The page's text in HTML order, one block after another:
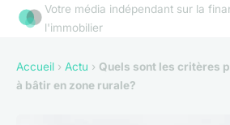
Votre média indépendant sur la
l'immobilier
Accueil › Actu › Quels sont les critères
à bâtir en zone rurale?